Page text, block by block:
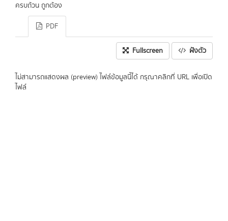
ครบถ้วน ถูกต้อง
PDF
Fullscreen ฝังตัว
ไม่สามารถแสดงผล (preview) ไฟล์ข้อมูลนี้ได้ กรุณาคลิกที่ URL เพื่อเปิด
ไฟล์